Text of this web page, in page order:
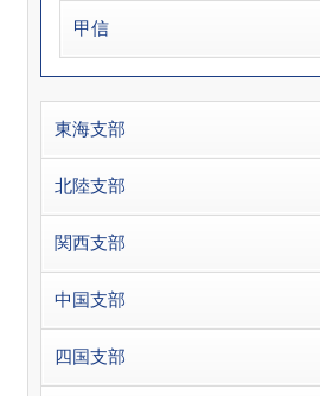
甲信
東海支部
北陸支部
関西支部
中国支部
四国支部